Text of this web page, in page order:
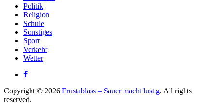
Politik
Religion
Schule
Sonstiges
Sport
Verkehr
Wetter
Copyright © 2026 Frustablass – Sauer macht lustig. All rights
reserved.